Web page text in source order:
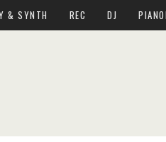
& SYNTH REC DJ